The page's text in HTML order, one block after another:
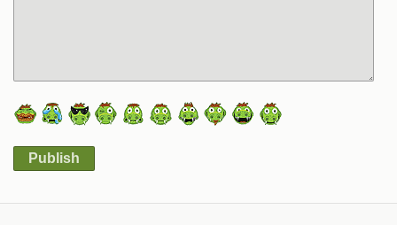
Publish